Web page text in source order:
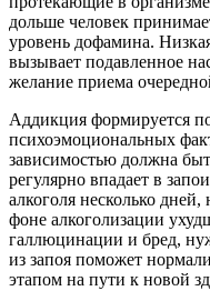
дольше человек
уровень дофамина.
вызывает подавленное
желание приема
Аддикция формируется
психоэмоциональных
зависимостью должна
регулярно впадает в
алкоголя несколько дней,
фоне алкоголизации
галлюцинации и бред,
из запоя поможет
этапом на пути к новой